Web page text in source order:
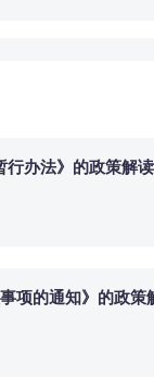
行办法》的政策解读
项的通知》的政策